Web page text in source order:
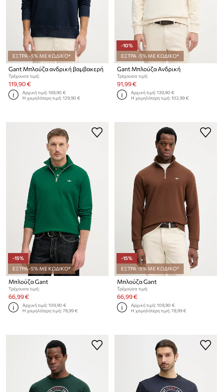
ΕΞΤΡΑ -5% ΜΕ ΚΩΔΙΚΟ*
Gant Μπλούζα ανδρική βαμβακερή
Τρέχουσα τιμή:
119,90 €
Αρχική τιμή:169,90 €
Η χαμηλότερη τιμή:129,90 €
-10%
ΕΞΤΡΑ -5% ΜΕ ΚΩΔΙΚΟ*
Gant Μπλούζα Ανδρική
Τρέχουσα τιμή:
91,99 €
Αρχική τιμή:139,90 €
Η χαμηλότερη τιμή:102,99 €
-15%
ΕΞΤΡΑ -5% ΜΕ ΚΩΔΙΚΟ*
Μπλούζα Gant
Τρέχουσα τιμή:
66,99 €
Αρχική τιμή:109,90 €
Η χαμηλότερη τιμή:78,99 €
-15%
ΕΞΤΡΑ -5% ΜΕ ΚΩΔΙΚΟ*
Μπλούζα Gant
Τρέχουσα τιμή:
66,99 €
Αρχική τιμή:109,90 €
Η χαμηλότερη τιμή:78,99 €